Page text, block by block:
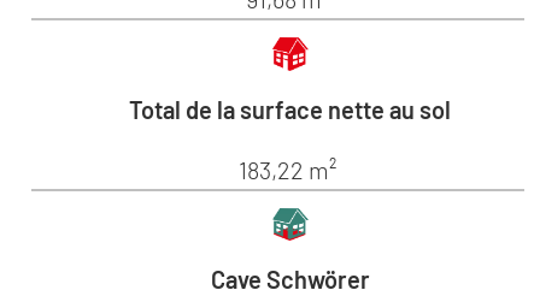
Total de la surface nette au sol
183,22 m²
Cave Schwörer